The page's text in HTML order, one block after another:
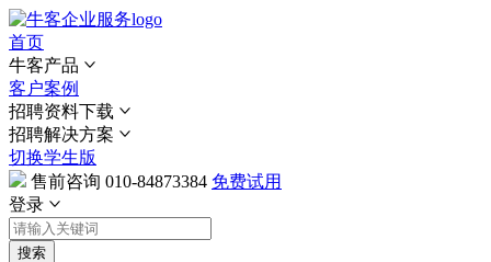
首页
牛客产品
客户案例
招聘资料下载
招聘解决方案
切换学生版
售前咨询 010-84873384 免费试用
登录
搜索